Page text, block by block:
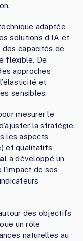
adaptée
solutions d’IA et
des capacités de
flexible. De
approches
et
sensibles.
mesurer le
la stratégie.
les aspects
et qualitatifs
a développé un
de ses
des objectifs
un rôle
naturelles au